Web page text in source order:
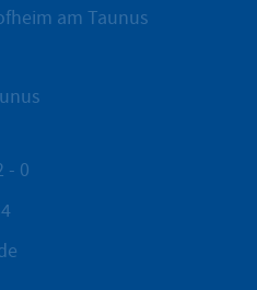
am Taunus
- 0